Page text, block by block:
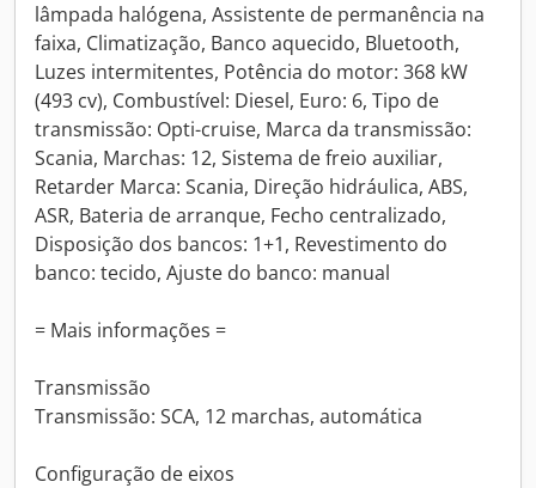
lâmpada halógena, Assistente de permanência na
faixa, Climatização, Banco aquecido, Bluetooth,
Luzes intermitentes, Potência do motor: 368 kW
(493 cv), Combustível: Diesel, Euro: 6, Tipo de
transmissão: Opti-cruise, Marca da transmissão:
Scania, Marchas: 12, Sistema de freio auxiliar,
Retarder Marca: Scania, Direção hidráulica, ABS,
ASR, Bateria de arranque, Fecho centralizado,
Disposição dos bancos: 1+1, Revestimento do
banco: tecido, Ajuste do banco: manual
= Mais informações =
Transmissão
Transmissão: SCA, 12 marchas, automática
Configuração de eixos